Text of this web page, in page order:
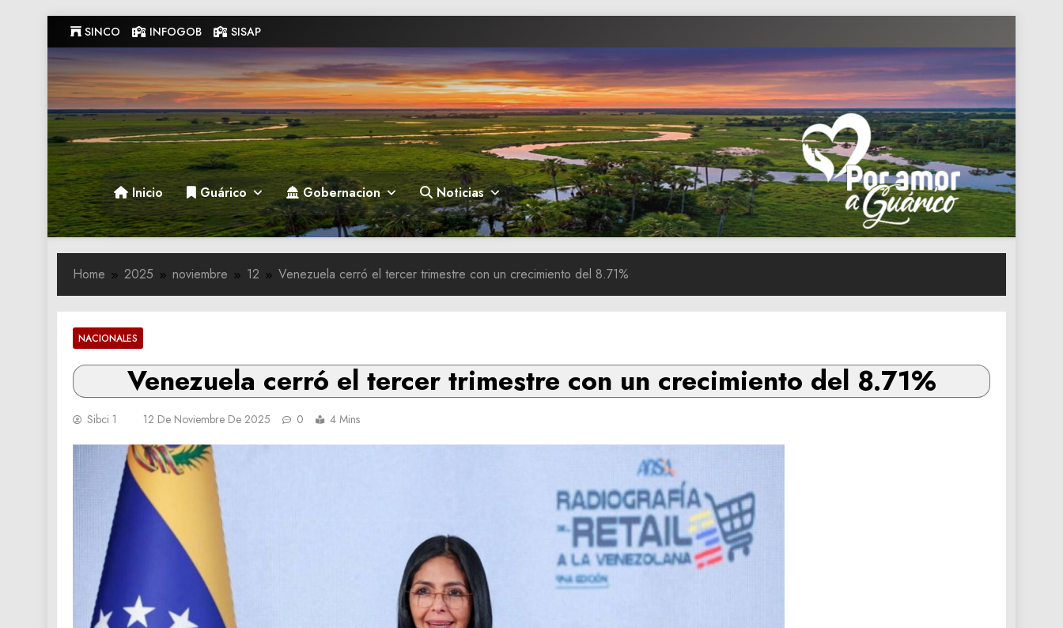
to
content
SINCO INFOGOB SISAP
Gobernacion de Guarico
Gobernacion de Guarico
Inicio Guárico Gobernacion Noticias
Home 2025 noviembre 12 Venezuela cerró el tercer trimestre con un crecimiento del 8.71%
NACIONALES
Venezuela cerró el tercer trimestre con un crecimiento del 8.71%
Sibci 1 12 De Noviembre De 2025 0 4 Mins